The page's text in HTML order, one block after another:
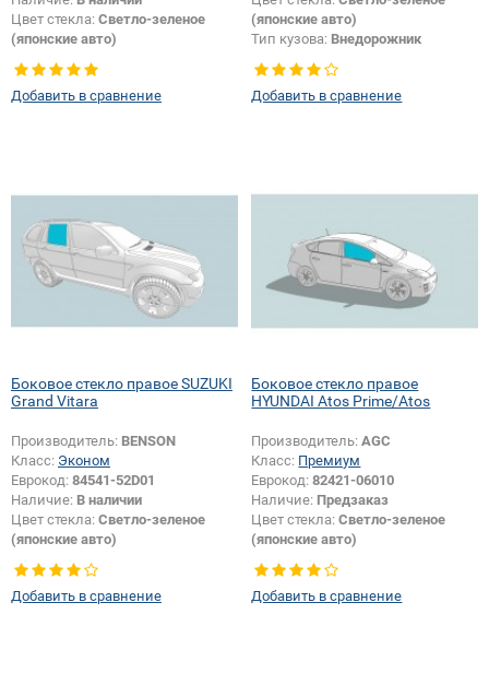
Цвет стекла: Светло-зеленое
(японские авто)
Тип кузова: Внедорожник
Тип стекла:Боковое стекло
правое
Добавить в сравнение
(японские авто)
Тип кузова: Внедорожник
Тип стекла:Боковое стекло
правое
Добавить в сравнение
Боковое стекло правое SUZUKI
Grand Vitara
Производитель: BENSON
Класс: Эконом
Еврокод: 84541-52D01
Наличие: В наличии
Цвет стекла: Светло-зеленое
(японские авто)
Тип стекла:Боковое стекло
правое
Добавить в сравнение
Боковое стекло правое
HYUNDAI Atos Prime/Atos
Производитель:AGC
Класс: Премиум
Еврокод:82421-06010
Наличие: Предзаказ
Цвет стекла:Светло-зеленое
(японские авто)
Тип стекла:Боковое стекло
правое
Добавить в сравнение